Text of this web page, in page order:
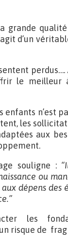
d’un
le
n’est
les
aux
souligne :
ou
dépens des
les
risque de